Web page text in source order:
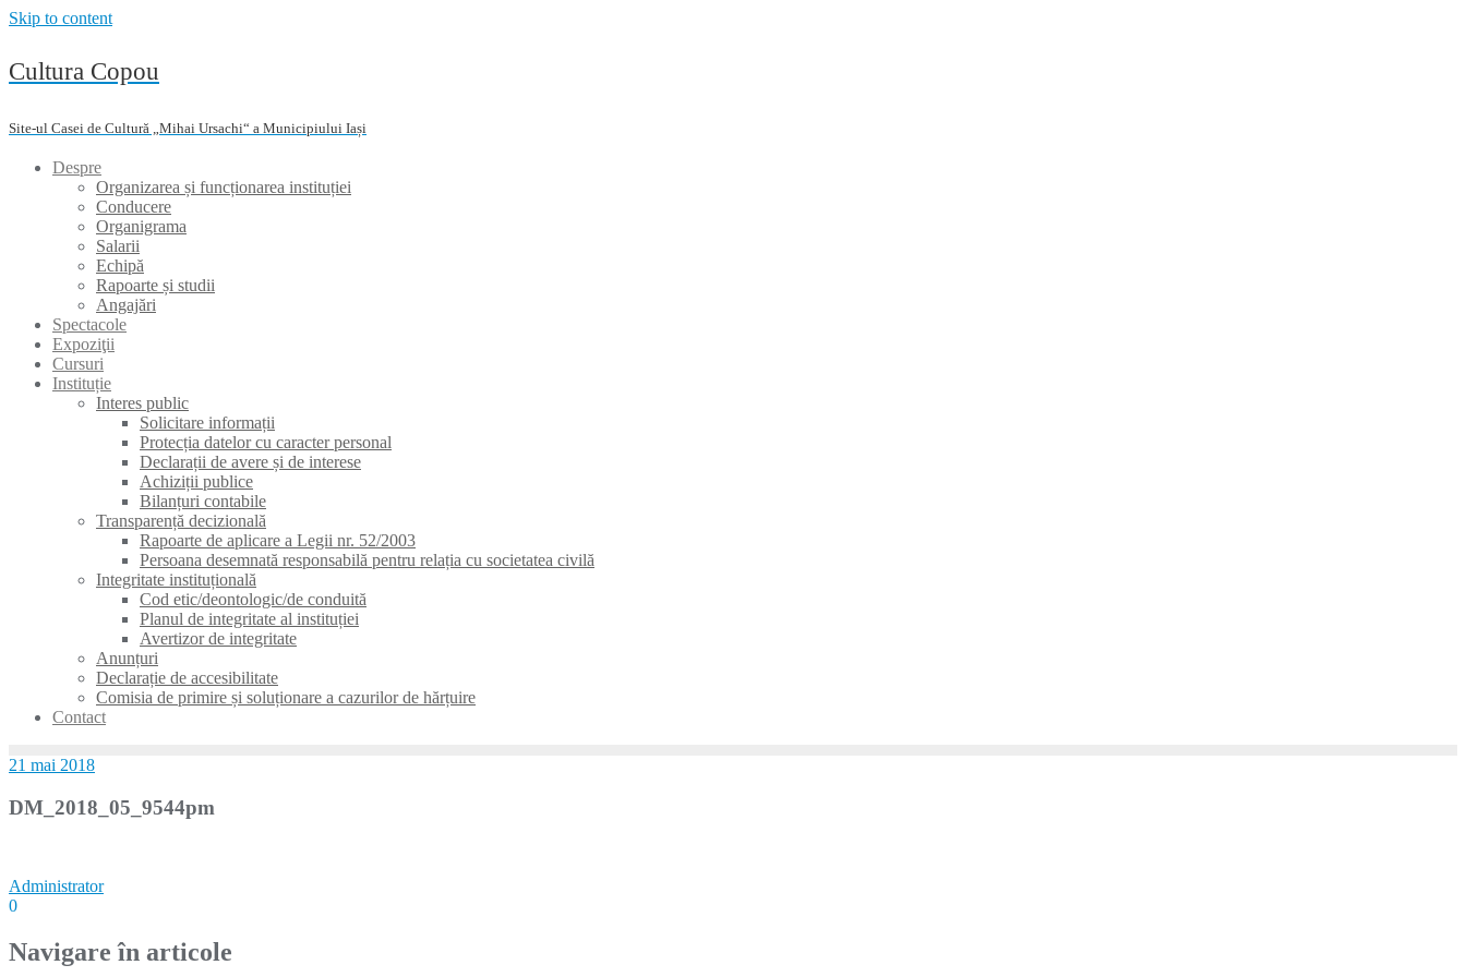
Skip to content
Cultura Copou
Site-ul Casei de Cultură „Mihai Ursachi“ a Municipiului Iași
Despre
Organizarea și funcționarea instituției
Conducere
Organigrama
Salarii
Echipă
Rapoarte și studii
Angajări
Spectacole
Expoziţii
Cursuri
Instituție
Interes public
Solicitare informații
Protecția datelor cu caracter personal
Declarații de avere și de interese
Achiziții publice
Bilanțuri contabile
Transparență decizională
Rapoarte de aplicare a Legii nr. 52/2003
Persoana desemnată responsabilă pentru relația cu societatea civilă
Integritate instituțională
Cod etic/deontologic/de conduită
Planul de integritate al instituției
Avertizor de integritate
Anunțuri
Declarație de accesibilitate
Comisia de primire și soluționare a cazurilor de hărțuire
Contact
21 mai 2018
DM_2018_05_9544pm
Administrator
0
Navigare în articole